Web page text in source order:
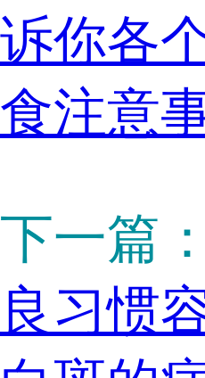
诉你各
食注意
下一篇：
良习惯